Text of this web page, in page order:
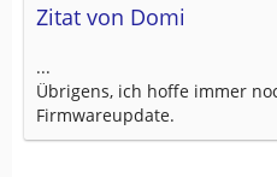
Zitat von Domi
...
Übrigens, ich hoffe immer
Firmwareupdate.